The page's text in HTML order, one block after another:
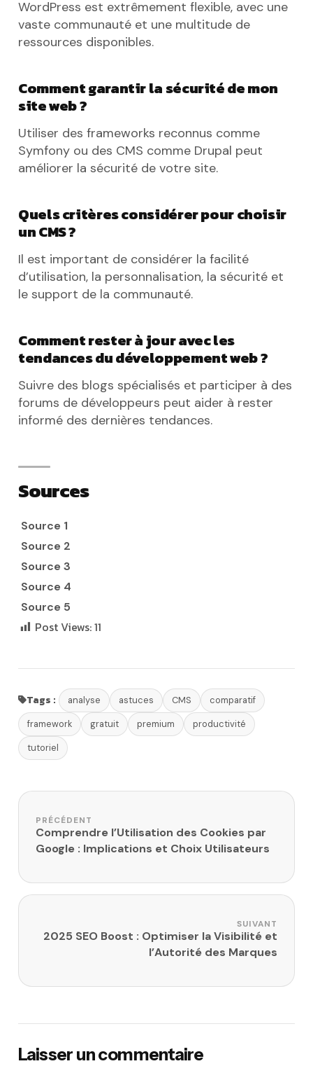
WordPress est extrêmement flexible, avec une
vaste communauté et une multitude de
ressources disponibles.
Comment garantir la sécurité de mon
site web ?
Utiliser des frameworks reconnus comme
Symfony ou des CMS comme Drupal peut
améliorer la sécurité de votre site.
Quels critères considérer pour choisir
un CMS ?
Il est important de considérer la facilité
d’utilisation, la personnalisation, la sécurité et
le support de la communauté.
Comment rester à jour avec les
tendances du développement web ?
Suivre des blogs spécialisés et participer à des
forums de développeurs peut aider à rester
informé des dernières tendances.
Sources
Source 1
Source 2
Source 3
Source 4
Source 5
Post Views:11
Tags : analyse astuces CMS
comparatif
framework
gratuit premium
productivité
tutoriel
Navigation de l’article
PRÉCÉDENT
Comprendre l’Utilisation des Cookies par
Google : Implications et Choix Utilisateurs
SUIVANT
2025 SEO Boost : Optimiser la Visibilité et
l’Autorité des Marques
Laisser un commentaire